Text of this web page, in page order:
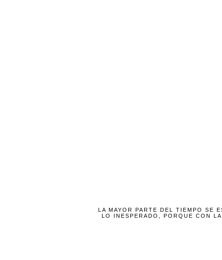
LA MAYOR PARTE DEL TIEMPO SE
LO INESPERADO, PORQUE CON